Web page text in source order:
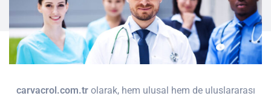
carvacrol.com.trolarak, hem ulusal hem de uluslararası